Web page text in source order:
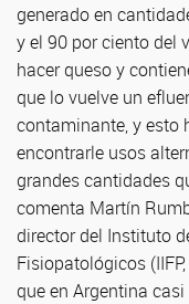
generado en
y el 90 por ciento del
hacer queso y
que lo vuelve un
contaminante, y esto
encontrarle usos
grandes cantidades
comenta Martín
director del Instituto
Fisiopatológicos (IIFP,
que en Argentina